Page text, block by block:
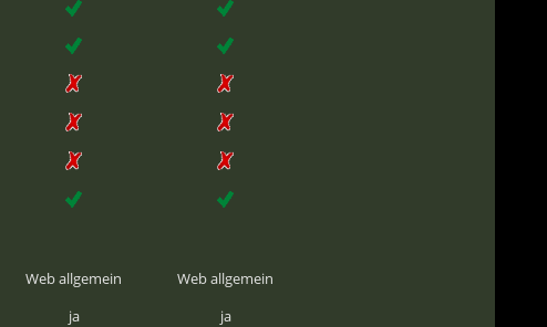
Web allgemein
Web allgemein
ja
ja